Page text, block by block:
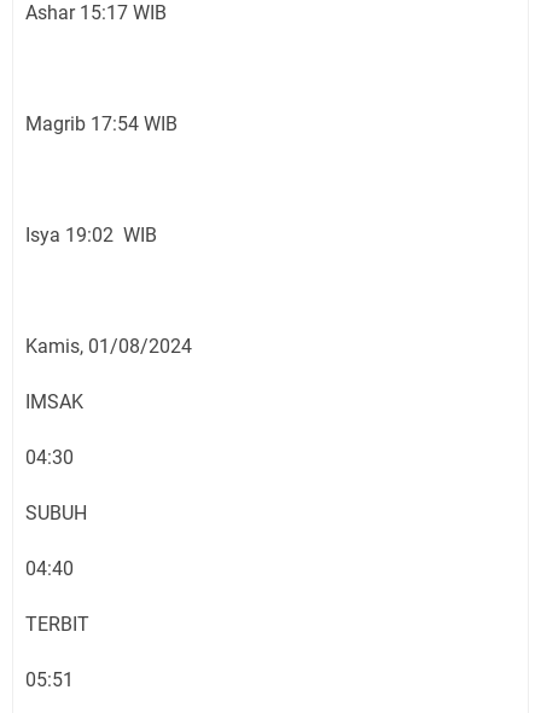
Ashar 15:17 WIB
Magrib 17:54 WIB
Isya 19:02 WIB
Kamis, 01/08/2024
IMSAK
04:30
SUBUH
04:40
TERBIT
05:51